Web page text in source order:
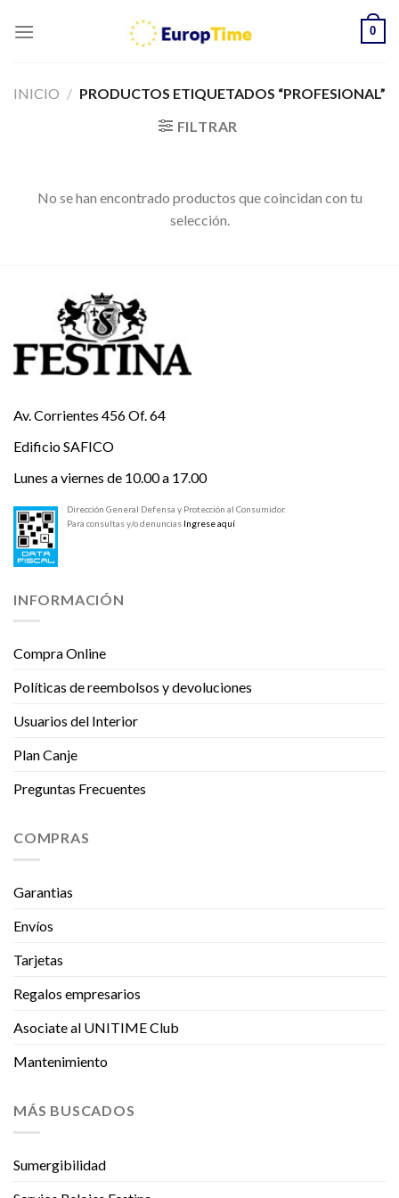
0
INICIO / PRODUCTOS ETIQUETADOS “PROFESIONAL”
FILTRAR
No se han encontrado productos que coincidan con tu
selección.
Av. Corrientes 456 Of. 64
Edificio SAFICO
Lunes a viernes de 10.00 a 17.00
Dirección General Defensa y Protección al Consumidor.
Para consultas y/o denuncias Ingrese aquí
INFORMACIÓN
Compra Online
Políticas de reembolsos y devoluciones
Usuarios del Interior
Plan Canje
Preguntas Frecuentes
COMPRAS
Garantias
Envíos
Tarjetas
Regalos empresarios
Asociate al UNITIME Club
Mantenimiento
MÁS BUSCADOS
Sumergibilidad